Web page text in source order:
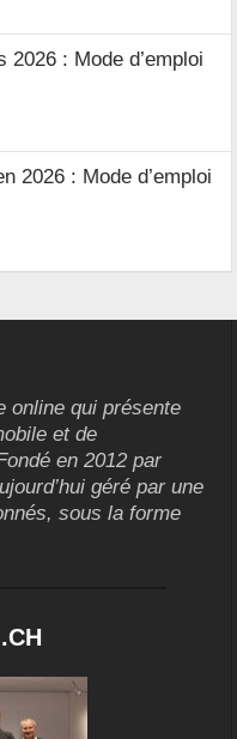
2026 : Mode d’emploi
2026 : Mode d’emploi
online qui présente
et de
en 2012 par
géré par une
sous la forme